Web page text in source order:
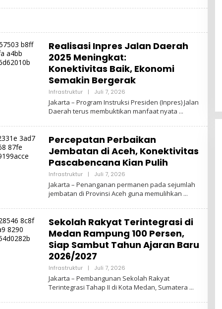
Realisasi Inpres Jalan Daerah
2025 Meningkat:
Konektivitas Baik, Ekonomi
Semakin Bergerak
Infrastruktur | Juli 7, 2026Oleh
Jakarta – Program Instruksi Presiden (Inpres) Jalan
Daerah terus membuktikan manfaat nyata
Percepatan Perbaikan
Jembatan di Aceh, Konektivitas
Pascabencana Kian Pulih
Infrastruktur | Juli 7, 2026Oleh
Jakarta – Penanganan permanen pada sejumlah
jembatan di Provinsi Aceh guna memulihkan
Sekolah Rakyat Terintegrasi di
Medan Rampung 100 Persen,
Siap Sambut Tahun Ajaran Baru
2026/2027
Infrastruktur | Juli 7, 2026Oleh
Jakarta – Pembangunan Sekolah Rakyat
Terintegrasi Tahap II di Kota Medan, Sumatera